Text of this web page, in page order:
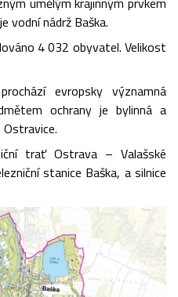
vodní nádrž Baška.
4 032 obyvatel. Velikost
evropsky významná
ochrany je bylinná a
trať Ostrava – Valašské
stanice Baška, a silnice